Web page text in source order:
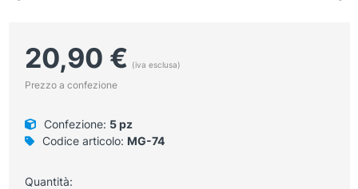
20,90 € (iva esclusa)
Prezzo a confezione
Confezione: 5 pz
Codice articolo: MG-74
Quantità: